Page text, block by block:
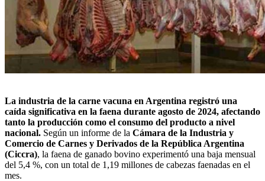
La industria de la carne vacuna en Argentina registró una
caída significativa en la faena durante agosto de 2024, afectando
tanto la producción como el consumo del producto a nivel
nacional. Según un informe de la Cámara de la Industria y
Comercio de Carnes y Derivados de la República Argentina
(Ciccra), la faena de ganado bovino experimentó una baja mensual
del 5,4 %, con un total de 1,19 millones de cabezas faenadas en el
mes.